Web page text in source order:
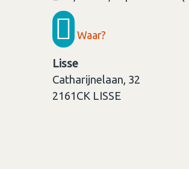
Waar?
Lisse
Catharijnelaan, 32
2161CK LISSE